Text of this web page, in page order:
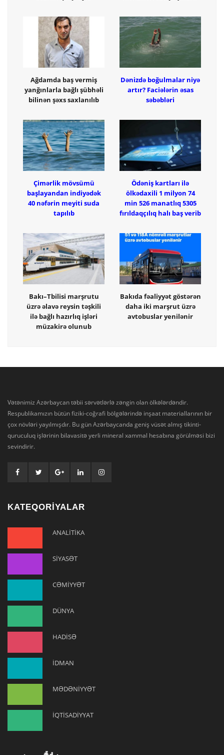
Ağdamda baş vermiş
yanğınlarla bağlı şübhəli
bilinən şəxs saxlanılıb
Dənizdə boğulmalar niyə
artır? Faciələrin əsas
səbəbləri
Çimərlik mövsümü
başlayandan indiyədək
40 nəfərin meyiti suda
tapılıb
Ödəniş kartları ilə
ölkədaxili 1 milyon 74
min 526 manatlıq 5305
fırıldaqçılıq halı baş verib
Bakı–Tbilisi marşrutu
üzrə əlavə reysin təşkili
ilə bağlı hazırlıq işləri
müzakirə olunub
Bakıda fəaliyyət göstərən
daha iki marşrut üzrə
avtobuslar yenilənir
Vətənimiz Azərbaycan təbii sərvətlərlə zəngin olan ölkələrdəndir.
Respublikamızın bütün fiziki-coğrafi bölgələrində inşaat materiallarının bir
çox növləri yayılmışdır. Bu gün Azərbaycanda geniş vüsət almış tikinti-
quruculuq işlərinin bilavasitə yerli mineral xammal hesabına görülməsi bizi
sevindirir.
KATEQORİYALAR
ANALİTİKA
SİYASƏT
CƏMİYYƏT
DÜNYA
HADİSƏ
İDMAN
MƏDƏNİYYƏT
İQTİSADİYYAT